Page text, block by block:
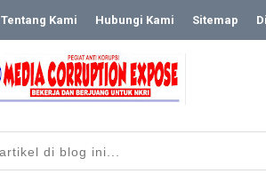
Tentang Kami Hubungi Kami Sitemap